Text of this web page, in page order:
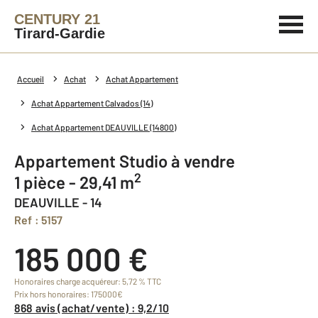
CENTURY 21
Tirard-Gardie
Accueil Achat Achat Appartement
Achat Appartement Calvados (14)
Achat Appartement DEAUVILLE (14800)
Appartement Studio à vendre
1 pièce - 29,41 m2
DEAUVILLE - 14
Ref : 5157
185 000 €
Honoraires charge acquéreur: 5,72 % TTC
Prix hors honoraires: 175000€
868 avis (achat/vente) : 9,2/10